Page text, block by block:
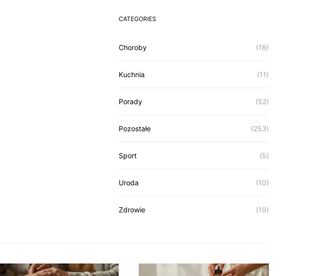
CATEGORIES
Choroby (18)
Kuchnia (11)
Porady (52)
Pozostałe (253)
Sport (5)
Uroda (10)
Zdrowie (19)